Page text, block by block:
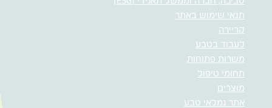
תנאי שימוש באתר
קריירה
לעבוד בטבע
משרות פתוחות
תחומי טיפול
מוצרים
אתר גמלאי טבע